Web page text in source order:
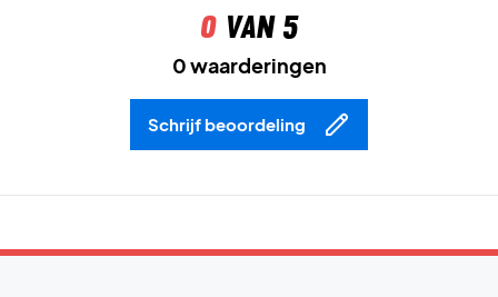
0van 5
0 waarderingen
Schrijf beoordeling